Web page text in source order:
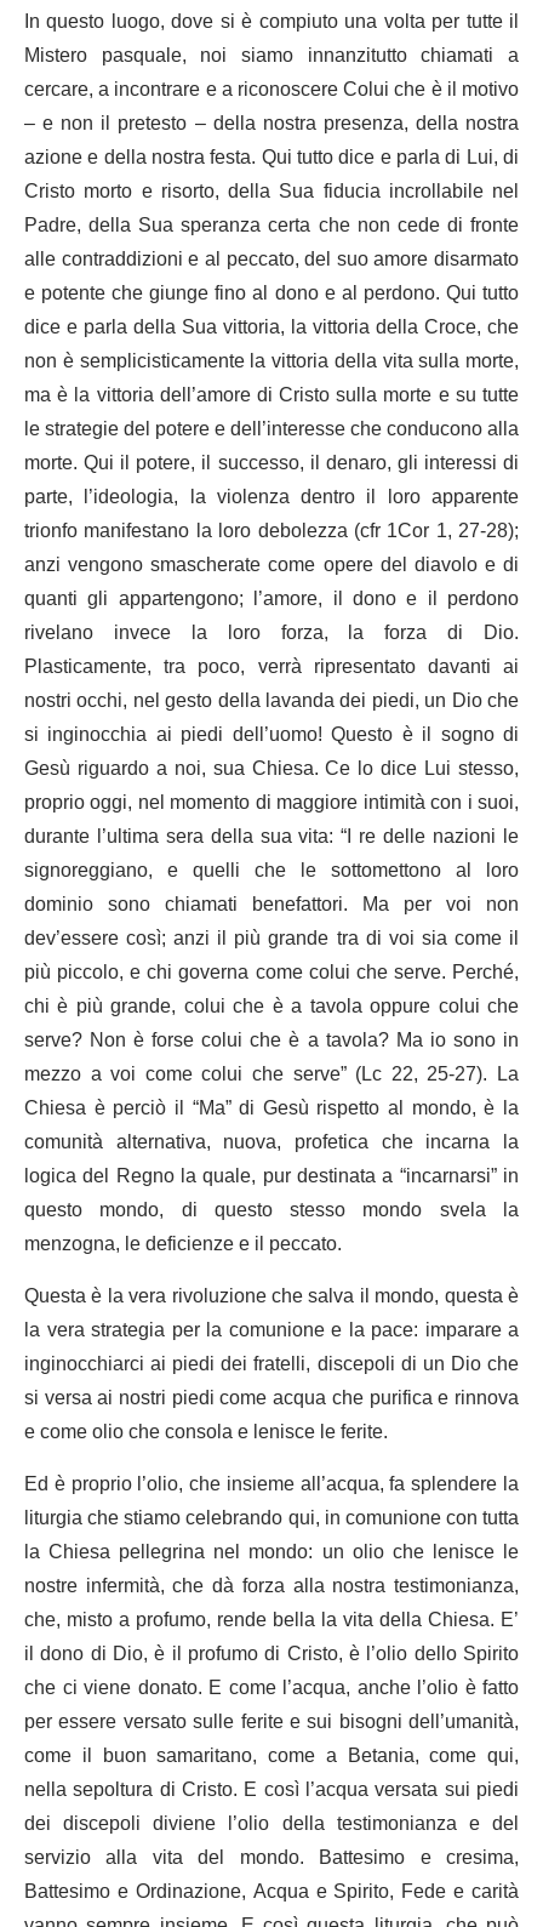
In questo luogo, dove si è compiuto una volta per tutte il
Mistero pasquale, noi siamo innanzitutto chiamati a
cercare, a incontrare e a riconoscere Colui che è il motivo
– e non il pretesto – della nostra presenza, della nostra
azione e della nostra festa. Qui tutto dice e parla di Lui, di
Cristo morto e risorto, della Sua fiducia incrollabile nel
Padre, della Sua speranza certa che non cede di fronte
alle contraddizioni e al peccato, del suo amore disarmato
e potente che giunge fino al dono e al perdono. Qui tutto
dice e parla della Sua vittoria, la vittoria della Croce, che
non è semplicisticamente la vittoria della vita sulla morte,
ma è la vittoria dell’amore di Cristo sulla morte e su tutte
le strategie del potere e dell’interesse che conducono alla
morte. Qui il potere, il successo, il denaro, gli interessi di
parte, l’ideologia, la violenza dentro il loro apparente
trionfo manifestano la loro debolezza (cfr 1Cor 1, 27-28);
anzi vengono smascherate come opere del diavolo e di
quanti gli appartengono; l’amore, il dono e il perdono
rivelano invece la loro forza, la forza di Dio.
Plasticamente, tra poco, verrà ripresentato davanti ai
nostri occhi, nel gesto della lavanda dei piedi, un Dio che
si inginocchia ai piedi dell’uomo! Questo è il sogno di
Gesù riguardo a noi, sua Chiesa. Ce lo dice Lui stesso,
proprio oggi, nel momento di maggiore intimità con i suoi,
durante l’ultima sera della sua vita: “I re delle nazioni le
signoreggiano, e quelli che le sottomettono al loro
dominio sono chiamati benefattori. Ma per voi non
dev’essere così; anzi il più grande tra di voi sia come il
più piccolo, e chi governa come colui che serve. Perché,
chi è più grande, colui che è a tavola oppure colui che
serve? Non è forse colui che è a tavola? Ma io sono in
mezzo a voi come colui che serve” (Lc 22, 25-27). La
Chiesa è perciò il “Ma” di Gesù rispetto al mondo, è la
comunità alternativa, nuova, profetica che incarna la
logica del Regno la quale, pur destinata a “incarnarsi” in
questo mondo, di questo stesso mondo svela la
menzogna, le deficienze e il peccato.
Questa è la vera rivoluzione che salva il mondo, questa è
la vera strategia per la comunione e la pace: imparare a
inginocchiarci ai piedi dei fratelli, discepoli di un Dio che
si versa ai nostri piedi come acqua che purifica e rinnova
e come olio che consola e lenisce le ferite.
Ed è proprio l’olio, che insieme all’acqua, fa splendere la
liturgia che stiamo celebrando qui, in comunione con tutta
la Chiesa pellegrina nel mondo: un olio che lenisce le
nostre infermità, che dà forza alla nostra testimonianza,
che, misto a profumo, rende bella la vita della Chiesa. E’
il dono di Dio, è il profumo di Cristo, è l’olio dello Spirito
che ci viene donato. E come l’acqua, anche l’olio è fatto
per essere versato sulle ferite e sui bisogni dell’umanità,
come il buon samaritano, come a Betania, come qui,
nella sepoltura di Cristo. E così l’acqua versata sui piedi
dei discepoli diviene l’olio della testimonianza e del
servizio alla vita del mondo. Battesimo e cresima,
Battesimo e Ordinazione, Acqua e Spirito, Fede e carità